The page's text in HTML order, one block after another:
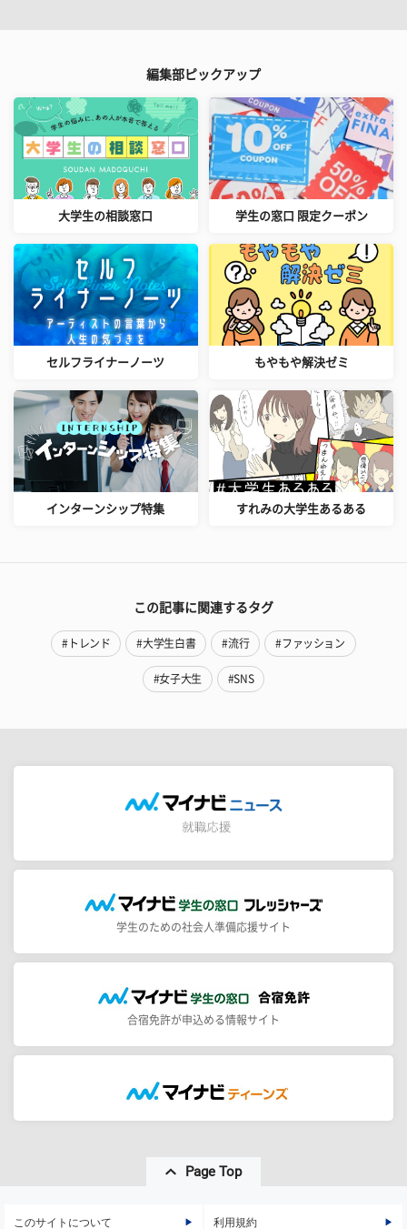
編集部ピックアップ
大学生の相談窓口 学生の窓口 限定クーポン
セルフライナーノーツ もやもや解決ゼミ
インターンシップ特集 すれみの大学生あるある
この記事に関連するタグ
#トレンド #大学生白書 #流行 #ファッション
#女子大生 #SNS
学生のための社会人準備応援サイト
合宿免許が申込める情報サイト
Page Top
このサイトについて 利用規約